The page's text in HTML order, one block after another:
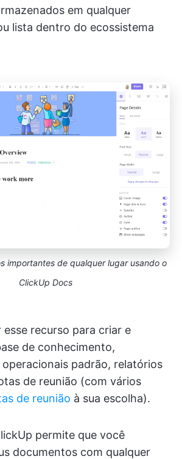
em qualquer
lista dentro do ecossistema
importantes de qualquer lugar usando o
ClickUp Docs
esse recurso para criar e
de conhecimento,
padrão, relatórios
de reunião (com vários
de reunião à sua escolha).
permite que você
documentos com qualquer